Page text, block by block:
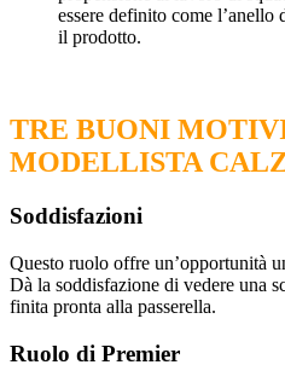
essere definito come
il prodotto.
TRE BUONI
MODELLISTA
Soddisfazioni
Questo ruolo offre un’opportunità
Dà la soddisfazione di vedere una
finita pronta alla passerella.
Ruolo di Premier